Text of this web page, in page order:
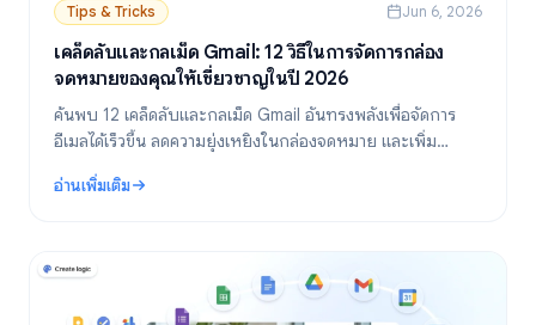
Tips & Tricks Jun 6, 2026
เคล็ดลับและกลเม็ด Gmail: 12 วิธีในการจัดการกล่อง
จดหมายของคุณให้เชี่ยวชาญในปี 2026
ค้นพบ 12 เคล็ดลับและกลเม็ด Gmail อันทรงพลังเพื่อจัดการ
อีเมลได้เร็วขึ้น ลดความยุ่งเหยิงในกล่องจดหมาย และเพิ่ม
อ่านเพิ่มเติม
: เคล็ดลับและกลเม็ด Gmail: 12 วิธีในการจัดการกล่องจดหมายของคุณ